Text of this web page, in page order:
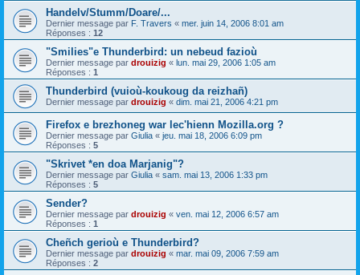
Handelv/Stumm/Doare/...
Dernier message par F. Travers « mer. juin 14, 2006 8:01 am
Réponses : 12
"Smilies"e Thunderbird: un nebeud fazioù
Dernier message par drouizig « lun. mai 29, 2006 1:05 am
Réponses : 1
Thunderbird (vuioù-koukoug da reizhañ)
Dernier message par drouizig « dim. mai 21, 2006 4:21 pm
Firefox e brezhoneg war lec'hienn Mozilla.org ?
Dernier message par Giulia « jeu. mai 18, 2006 6:09 pm
Réponses : 5
"Skrivet *en doa Marjanig"?
Dernier message par Giulia « sam. mai 13, 2006 1:33 pm
Réponses : 5
Sender?
Dernier message par drouizig « ven. mai 12, 2006 6:57 am
Réponses : 1
Cheñch gerioù e Thunderbird?
Dernier message par drouizig « mar. mai 09, 2006 7:59 am
Réponses : 2